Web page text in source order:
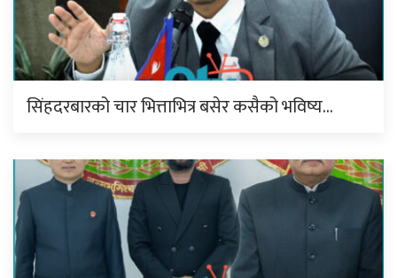
सिंहदरबारको चार भित्ताभित्र बसेर कसैको भविष्य…